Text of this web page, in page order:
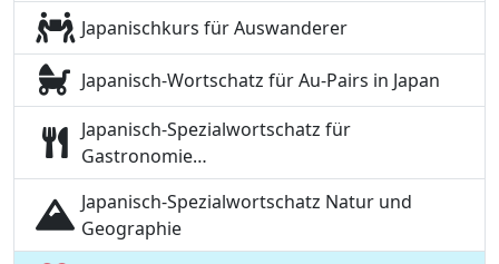
Japanischkurs für Auswanderer
Japanisch-Wortschatz für Au-Pairs in Japan
Japanisch-Spezialwortschatz für
Gastronomie…
Japanisch-Spezialwortschatz Natur und
Geographie